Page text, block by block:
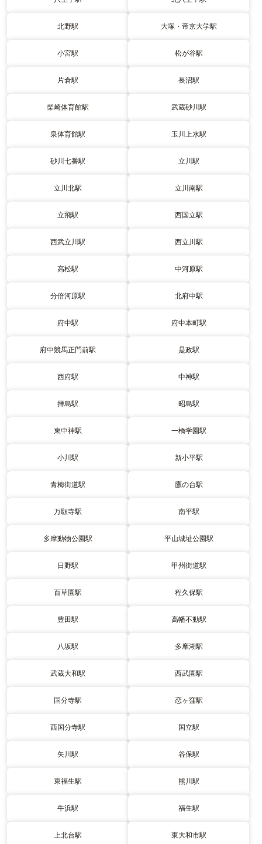
北野駅 大塚・帝京大学駅
小宮駅 松が谷駅
片倉駅 長沼駅
柴崎体育館駅 武蔵砂川駅
泉体育館駅 玉川上水駅
砂川七番駅 立川駅
立川北駅 立川南駅
立飛駅 西国立駅
西武立川駅 西立川駅
高松駅 中河原駅
分倍河原駅 北府中駅
府中駅 府中本町駅
府中競馬正門前駅 是政駅
西府駅 中神駅
拝島駅 昭島駅
東中神駅 一橋学園駅
小川駅 新小平駅
青梅街道駅 鷹の台駅
万願寺駅 南平駅
多摩動物公園駅 平山城址公園駅
日野駅 甲州街道駅
百草園駅 程久保駅
豊田駅 高幡不動駅
八坂駅 多摩湖駅
武蔵大和駅 西武園駅
国分寺駅 恋ヶ窪駅
西国分寺駅 国立駅
矢川駅 谷保駅
東福生駅 熊川駅
牛浜駅 福生駅
上北台駅 東大和市駅